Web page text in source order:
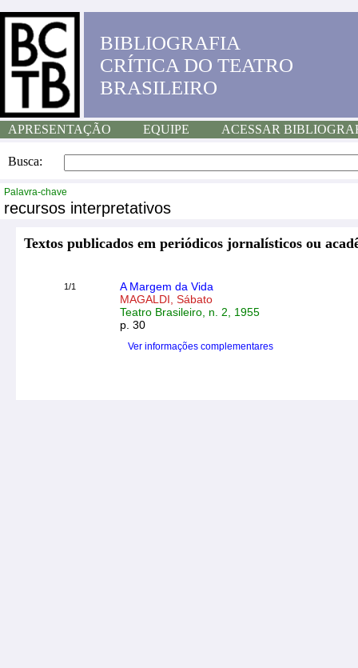
BIBLIOGRAFIA
CRÍTICA DO TEATRO
BRASILEIRO
APRESENTAÇÃO EQUIPE ACESSAR
Busca:
Palavra-chave
recursos interpretativos
Textos publicados em periódicos jornalísticos ou
1/1
A Margem da Vida
MAGALDI, Sábato
Teatro Brasileiro, n. 2, 1955
p. 30
Ver informações complementares